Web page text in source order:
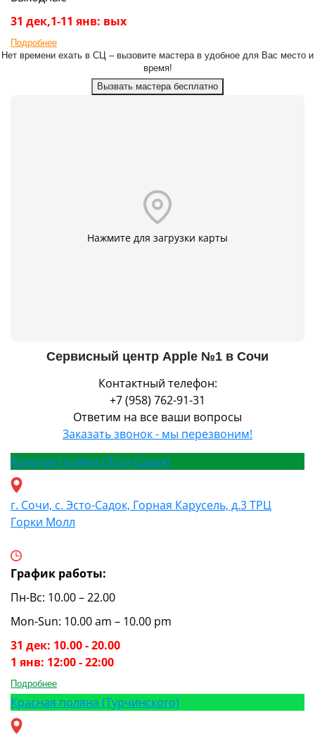
31 дек,1-11 янв: вых
Подробнее
Нет времени ехать в СЦ – вызовите мастера в удобное для Вас место и
время!
Вызвать мастера бесплатно
Нажмите для загрузки карты
Сервисный центр Apple №1 в Сочи
Контактный телефон:
+7 (958) 762-91-31
Ответим на все ваши вопросы
Заказать звонок - мы перезвоним!
Красная поляна (Эсто-Садок)
г. Сочи, с. Эсто-Садок, Горная Карусель, д.3 ТРЦ
Горки Молл
График работы:
Пн-Вс: 10.00 – 22.00
Mon-Sun: 10.00 am – 10.00 pm
31 дек: 10.00 - 20.00
1 янв: 12:00 - 22:00
Подробнее
Красная поляна (Турчинского)